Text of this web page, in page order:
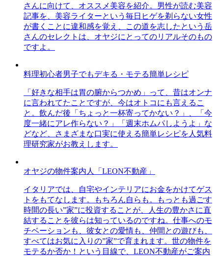
さんに向けて、オススメ美容を紹介。男性が読む美容
記事を、美容ライターという毎日ヒゲを剃らない女性
が書くことに違和感を覚え、この道を志したという岳
さんのセレクトは、オヤジにとってのリアルそのもの
ですよ。
料理初心者男子でもデキる・モテる簡単レシピ
「好きな相手は胃の腑からつかめ」って、昔はオンナ
に言われてたことですが、今はオトコにも言えるこ
と。飲んだ後「ちょっと一杯寄ってかない？」、「今
度一緒にアレ作らない？」「週末ホムパしようよ」な
どなど、さまざまな口実に使える簡単レシピを人気料
理研究家がお教えします。
オヤジの物件案内人「LEON不動産」
イタリアでは、自宅やインテリアにお金をかけてゲス
トをもてなします。もちろん自らも。もっとも過ごす
時間の長い”家”に投資することが、人生の豊かさに直
結することを彼らは知っているのですね。仕事へのモ
チベーションも、彼女との愛情も、仲間との遊びも、
すべてはお気に入りの”家”で育まれます。世の物件を
モテるか否か！という目線で、LEON不動産がご案内